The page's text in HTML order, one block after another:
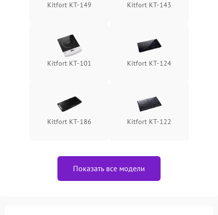
Kitfort КТ-149 Kitfort КТ-143
Kitfort КТ-101 Kitfort КТ-124
Kitfort КТ-186 Kitfort КТ-122
Показать все модели